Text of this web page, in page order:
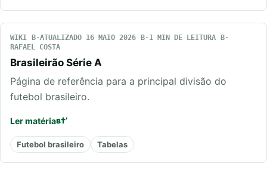
WIKI ATUALIZADO 16 MAIO 2026
1 MIN DE LEITURA
RAFAEL COSTA
Brasileirão Série A
Página de referência para a principal divisão do
futebol brasileiro.
Ler matéria
Futebol brasileiro Tabelas